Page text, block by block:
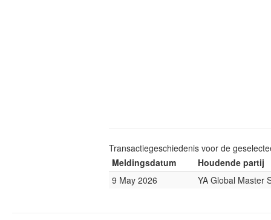
Transactiegeschiedenis voor de
Meldingsdatum
Houdende partij
9 May 2026
YA Global Master